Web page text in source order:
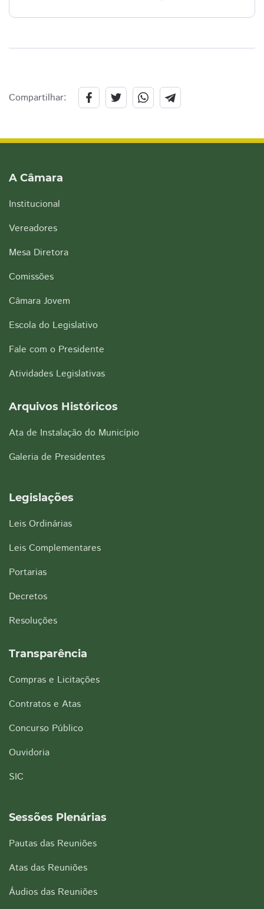
Compartilhar:
A Câmara
Institucional
Vereadores
Mesa Diretora
Comissões
Câmara Jovem
Escola do Legislativo
Fale com o Presidente
Atividades Legislativas
Arquivos Históricos
Ata de Instalação do Município
Galeria de Presidentes
Legislações
Leis Ordinárias
Leis Complementares
Portarias
Decretos
Resoluções
Transparência
Compras e Licitações
Contratos e Atas
Concurso Público
Ouvidoria
SIC
Sessões Plenárias
Pautas das Reuniões
Atas das Reuniões
Áudios das Reuniões